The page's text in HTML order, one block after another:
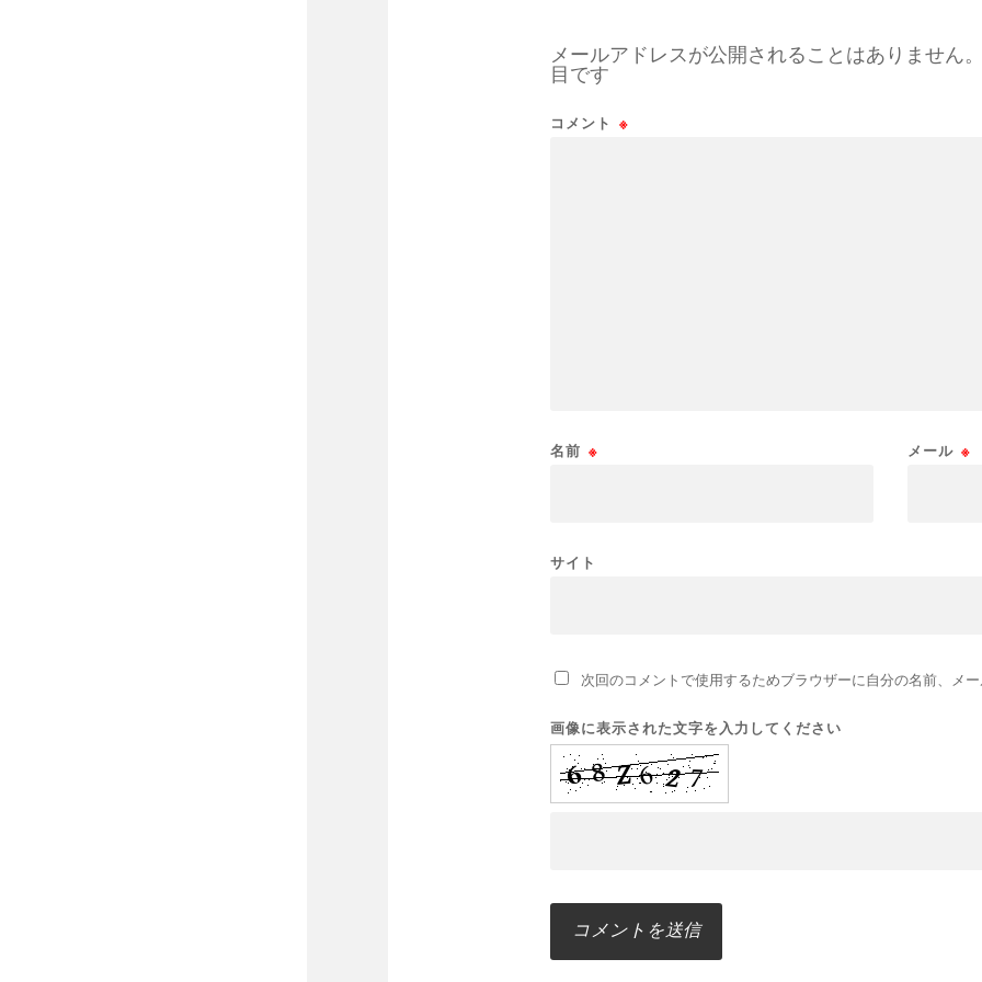
メールアドレスが公開されることはありません
目です
コメント ※
名前 ※ メール ※
サイト
次回のコメントで使用するためブラウザーに自分の名前、メ
画像に表示された文字を入力してください